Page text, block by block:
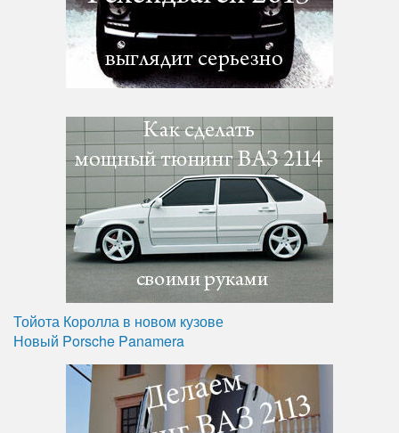
Тойота Королла в новом кузове
Новый Porsche Panamera